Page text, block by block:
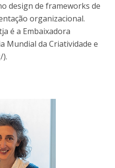
design de frameworks de
organizacional.
é a Embaixadora
Mundial da Criatividade e
).